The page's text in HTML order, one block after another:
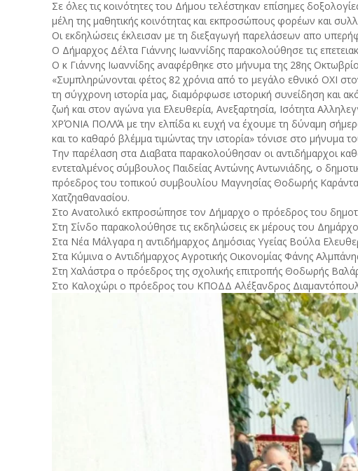
Σε όλες τις κοινότητες του Δήμου τελέστηκαν επίσημες
μέλη της μαθητικής κοινότητας και εκπροσώπους φορέων και
Οι εκδηλώσεις έκλεισαν με τη διεξαγωγή παρελάσεων απο
Ο Δήμαρχος Δέλτα Γιάννης Ιωαννίδης παρακολούθησε τις
Ο κ Γιάννης Ιωαννίδης aναφέρθηκε στο μήνυμα της 28ης
«Συμπληρώνονται φέτος 82 χρόνια από το μεγάλο εθνικό ΟΧΙ
τη σύγχρονη ιστορία μας, διαμόρφωσε ιστορική συνείδηση και
ζωή και στον αγώνα για Ελευθερία, Ανεξαρτησία, Ισότητα
ΧΡΌΝΙΑ ΠΟΛΛΆ με την ελπίδα κι ευχή να έχουμε τη δύναμη
και το καθαρό βλέμμα τιμώντας την ιστορία» τόνισε στο μήνυμα
Την παρέλαση στα Διαβατα παρακολούθησαν οι αντιδήμαρχοι
εντεταλμένος σύμβουλος Παιδείας Αντώνης Αντωνιάδης, ο
πρόεδρος του τοπικού συμβουλίου Μαγνησίας Θοδωρής
Χατζηαθανασίου.
Στο Ανατολικό εκπροσώπησε τον Δήμαρχο ο πρόεδρος του
Στη Σίνδο παρακολούθησε τις εκδηλώσεις εκ μέρους του
Στα Νέα Μάλγαρα η αντιδήμαρχος Δημόσιας Υγείας Βούλα
Στα Κύμινα ο Αντιδήμαρχος Αγροτικής Οικονομίας Φάνης
Στη Χαλάστρα ο πρόεδρος της σχολικής επιτροπής Θοδωρής
Στο Καλοχώρι ο πρόεδρος του ΚΠΟΔΔ Αλέξανδρος